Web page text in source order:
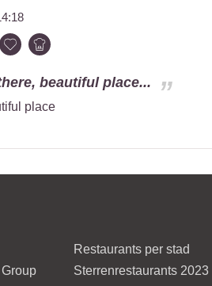
beautiful place...
place
Restaurants per stad
Sterrenrestaurants 2023